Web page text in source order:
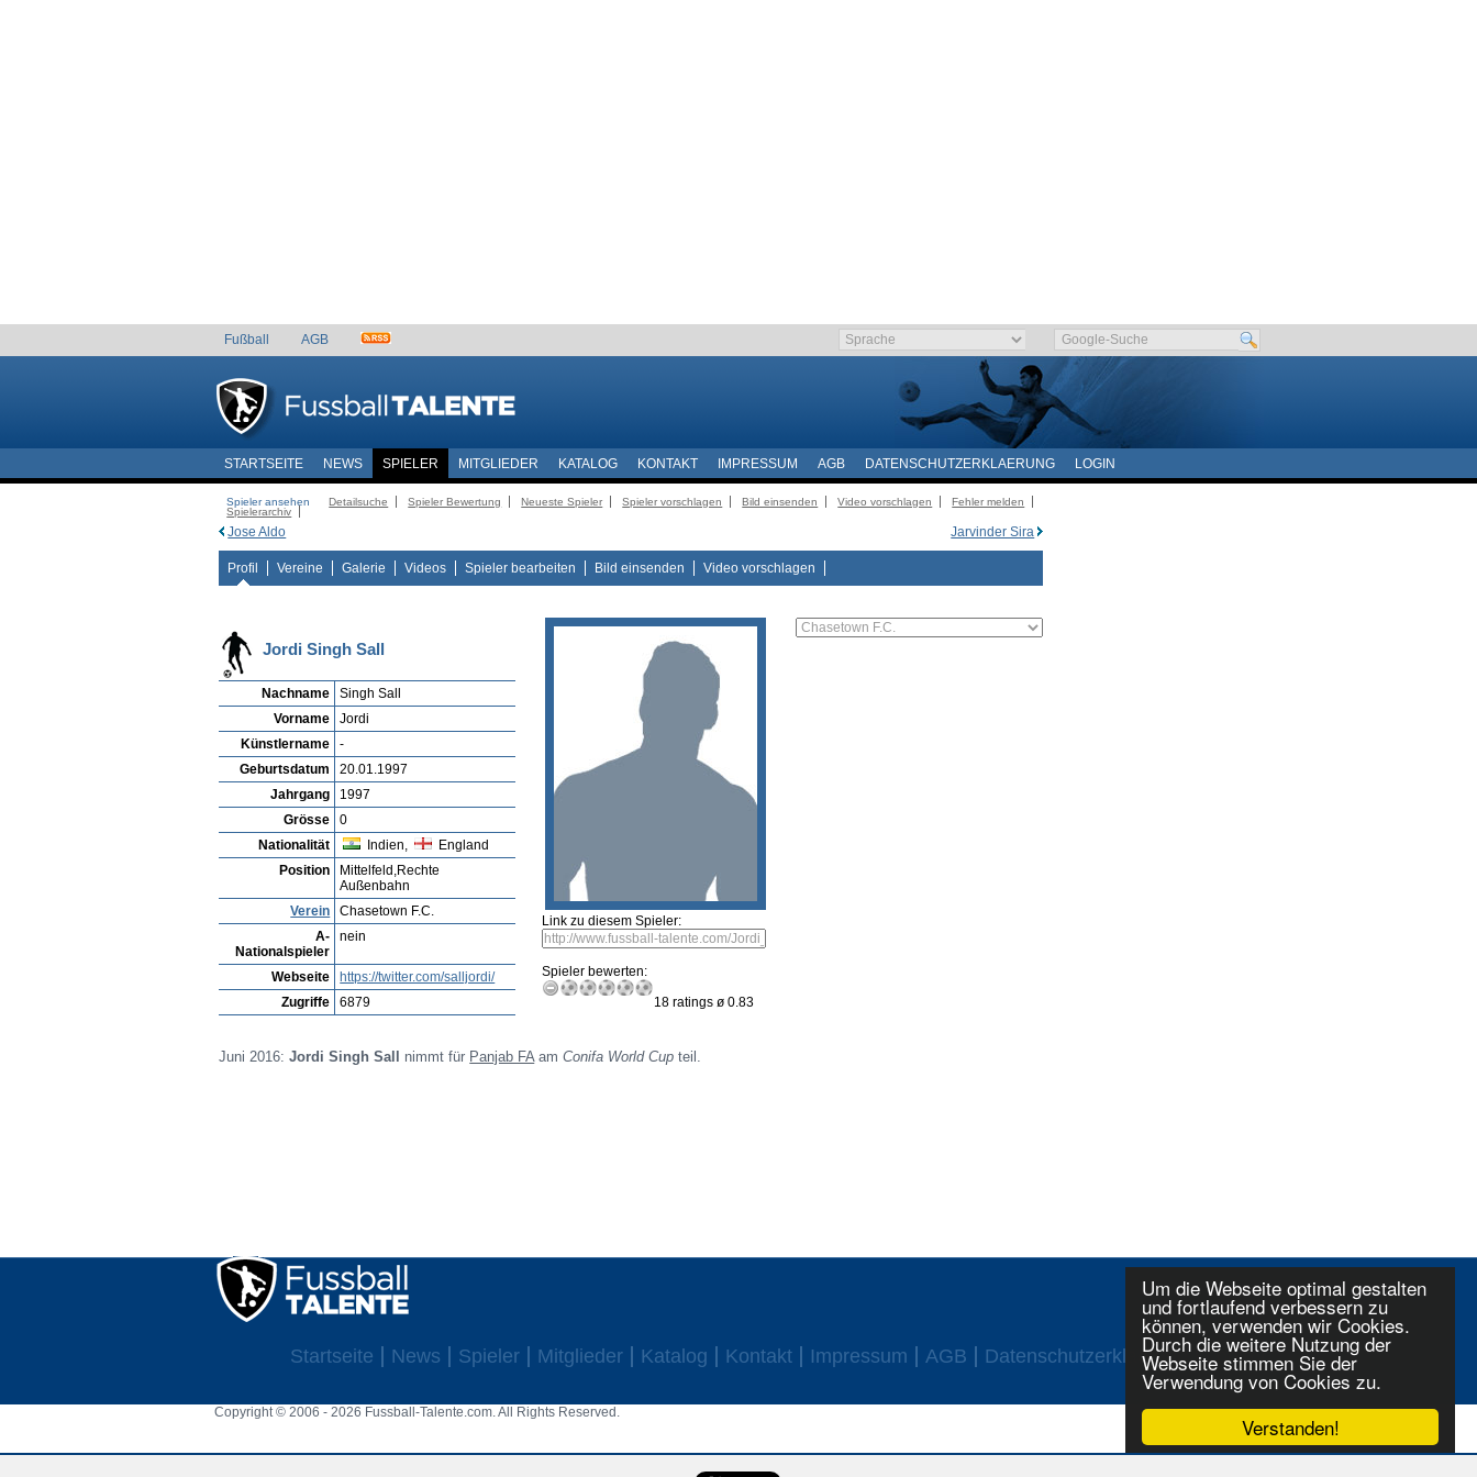
Verstanden!
Um die Webseite optimal gestalten
und fortlaufend verbessern zu
können, verwenden wir Cookies.
Durch die weitere Nutzung der
Webseite stimmen Sie der
Verwendung von Cookies zu.
Fußball AGB
STARTSEITE NEWS SPIELER MITGLIEDER KATALOG KONTAKT IMPRESSUM AGB DATENSCHUTZERKLAERUNG LOGIN
Spieler ansehen Detailsuche Spieler Bewertung Neueste Spieler Spieler vorschlagen Bild einsenden Video vorschlagen
Fehler melden
Spielerarchiv
Jarvinder Sira
Jose Aldo
Profil Vereine Galerie Videos Spieler bearbeiten Bild einsenden Video vorschlagen
Jordi Singh Sall
Nachname
Singh Sall
Vorname
Jordi
Künstlername
-
Geburtsdatum
20.01.1997
Jahrgang
1997
Grösse
0
Nationalität
Indien,
England
Position
Mittelfeld,Rechte
Außenbahn
Verein
Chasetown F.C.
A-
Nationalspieler
nein
Webseite
https://twitter.com/salljordi/
Zugriffe
6879
Link zu diesem Spieler:
Spieler bewerten:
18 ratings ø 0.83
Juni 2016:Jordi Singh Sall nimmt für Panjab FAamConifa World Cupteil.
Startseite News Spieler Mitglieder Katalog Kontakt Impressum AGB Datenschutzerklaerung Login
Copyright © 2006 - 2026 Fussball-Talente.com. All Rights Reserved.